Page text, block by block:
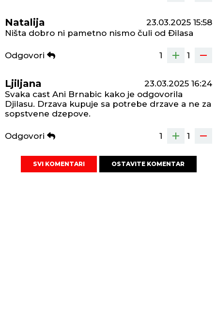
Natalija 23.03.2025 15:58
Ništa dobro ni pametno nismo čuli od Đilasa
Odgovori 1 1
Ljiljana 23.03.2025 16:24
Svaka cast Ani Brnabic kako je odgovorila
Djilasu. Drzava kupuje sa potrebe drzave a ne za
sopstvene dzepove.
Odgovori 1 1
SVI KOMENTARI OSTAVITE KOMENTAR